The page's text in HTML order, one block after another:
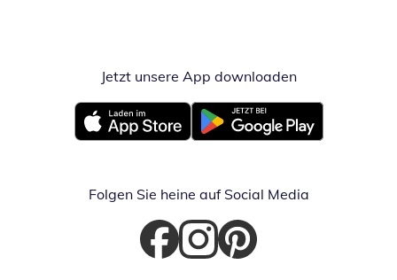
Jetzt unsere App downloadenÖffnet in
Öffnet in neuem FensterÖffnet in neuem Fenster
Folgen Sie heine auf Social Media
Öffnet in neuem Fenster
Öffnet in neuem Fenster
Öffnet in neuem Fenster